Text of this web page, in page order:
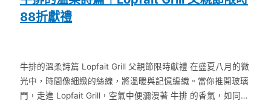
88折獻禮
牛排的溫柔詩篇 Lopfait Grill 父親節限時獻禮 在盛夏八月的微
光中，時間像細緻的絲線，將溫暖與記憶編織。當你推開玻璃
門，走進 Lopfait Grill，空氣中便瀰漫著 牛排 的香氣，如同一